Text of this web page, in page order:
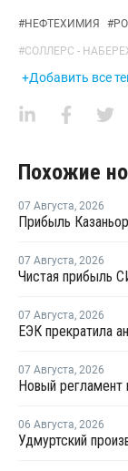
#НЕФТЕХИМИЯ #
#СОЛЛЕРС -
+Добавить все
Похожие
07 Августа, 2026
07 Августа, 2026
07 Августа, 2026
07 Августа, 2026
06 Августа, 2026